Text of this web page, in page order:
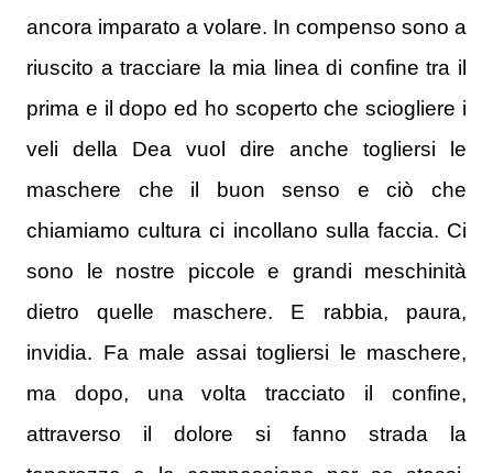
ancora imparato a volare. In compenso sono a
riuscito a tracciare la mia linea di confine tra il
prima e il dopo ed ho scoperto che sciogliere i
veli della Dea vuol dire anche togliersi le
maschere che il buon senso e ciò che
chiamiamo cultura ci incollano sulla faccia. Ci
sono le nostre piccole e grandi meschinità
dietro quelle maschere. E rabbia, paura,
invidia. Fa male assai togliersi le maschere,
ma dopo, una volta tracciato il confine,
attraverso il dolore si fanno strada la